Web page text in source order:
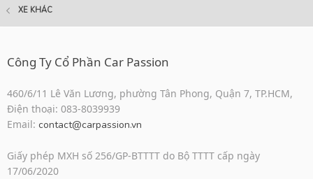
XE KHÁC
Công Ty Cổ Phần Car Passion
460/6/11 Lê Văn Lương, phường Tân Phong, Quận 7, TP.HCM,
Điện thoại: 083-8039939
Email: contact@carpassion.vn
Giấy phép MXH số 256/GP-BTTTT do Bộ TTTT cấp ngày
17/06/2020